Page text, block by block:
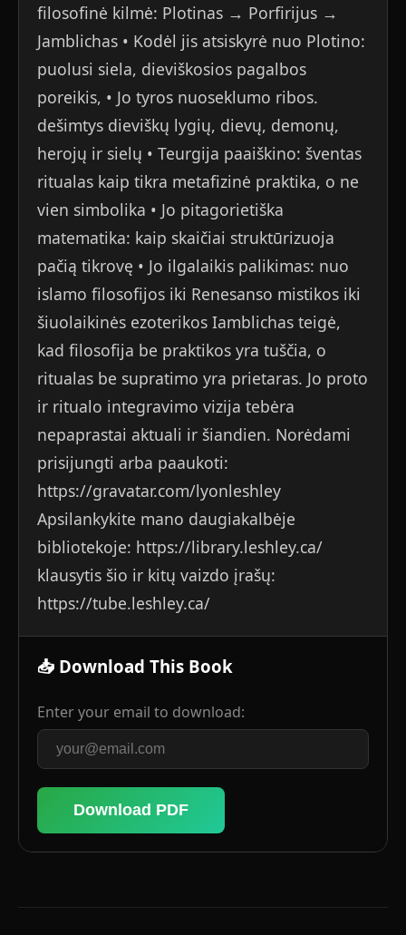
filosofinė kilmė: Plotinas → Porfirijus →
Jamblichas • Kodėl jis atsiskyrė nuo Plotino:
puolusi siela, dieviškosios pagalbos
poreikis, • Jo tyros nuoseklumo ribos.
dešimtys dieviškų lygių, dievų, demonų,
herojų ir sielų • Teurgija paaiškino: šventas
ritualas kaip tikra metafizinė praktika, o ne
vien simbolika • Jo pitagorietiška
matematika: kaip skaičiai struktūrizuoja
pačią tikrovę • Jo ilgalaikis palikimas: nuo
islamo filosofijos iki Renesanso mistikos iki
šiuolaikinės ezoterikos Iamblichas teigė,
kad filosofija be praktikos yra tuščia, o
ritualas be supratimo yra prietaras. Jo proto
ir ritualo integravimo vizija tebėra
nepaprastai aktuali ir šiandien. Norėdami
prisijungti arba paaukoti:
https://gravatar.com/lyonleshley
Apsilankykite mano daugiakalbėje
bibliotekoje: https://library.leshley.ca/
klausytis šio ir kitų vaizdo įrašų:
https://tube.leshley.ca/
📥 Download This Book
Enter your email to download:
Download PDF